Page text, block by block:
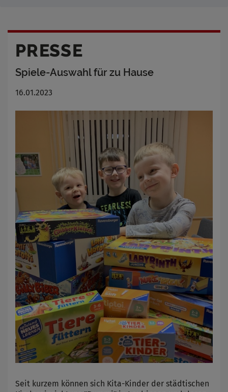
PRESSE
Spiele-Auswahl für zu Hause
16.01.2023
Seit kurzem können sich Kita-Kinder der städtischen